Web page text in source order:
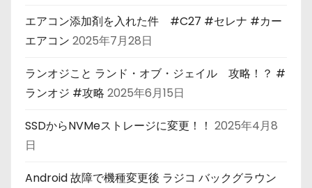
エアコン添加剤を入れた件 #C27 #セレナ #カー
エアコン 2025年7月28日
ランオジこと ランド・オブ・ジェイル 攻略！？ #
ランオジ #攻略 2025年6月15日
SSDからNVMeストレージに変更！！ 2025年4月8
日
Android 故障で機種変更後 ラジコ バックグラウン